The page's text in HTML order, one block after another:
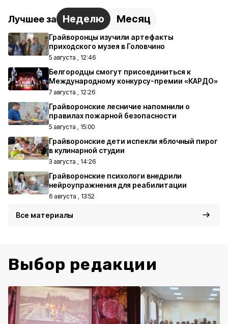
Лучшее за Неделю Месяц
Грайворонцы изучили артефакты
приходского музея в Головчино
5 августа , 12:46
Белгородцы смогут присоединиться к
Международному конкурсу-премии «КАРДО»
7 августа , 12:26
Грайворонские лесничие напомнили о
правилах пожарной безопасности
5 августа , 15:00
Грайворонские дети испекли яблочный пирог
в кулинарной студии
3 августа , 14:26
Грайворонские психологи внедрили
нейроупражнения для реабилитации
6 августа , 13:52
Все материалы
Выбор редакции